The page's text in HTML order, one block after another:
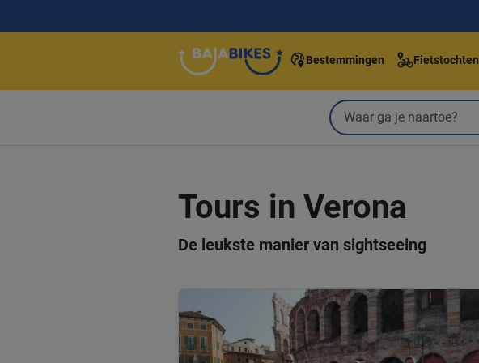
Bestemmingen Fietstochten
Tours in Verona
De leukste manier van sightseeing